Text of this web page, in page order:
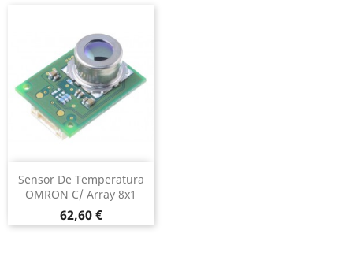
Sensor De Temperatura
OMRON C/ Array 8x1
Preço
62,60 €